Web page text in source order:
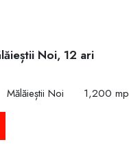
Noi, 12 ari
Mălăieștii Noi 1,200 mp